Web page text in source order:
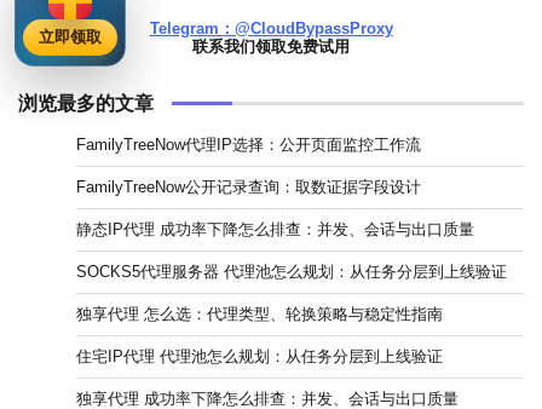
Telegram：@CloudBypassProxy
联系我们领取免费试用
浏览最多的文章
FamilyTreeNow代理IP选择：公开页面监控工作流
FamilyTreeNow公开记录查询：取数证据字段设计
静态IP代理 成功率下降怎么排查：并发、会话与出口质量
SOCKS5代理服务器 代理池怎么规划：从任务分层到上线验证
独享代理 怎么选：代理类型、轮换策略与稳定性指南
住宅IP代理 代理池怎么规划：从任务分层到上线验证
独享代理 成功率下降怎么排查：并发、会话与出口质量
立即领取